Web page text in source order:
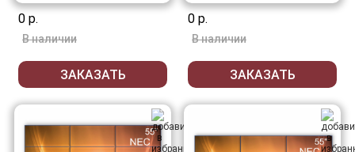
0 р.
В наличии
ЗАКАЗАТЬ
0 р.
В наличии
ЗАКАЗАТЬ